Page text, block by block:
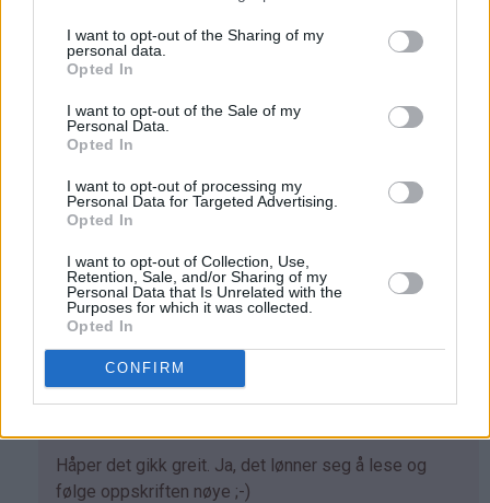
I want to opt-out of the Sharing of my
personal data.
Opted In
I want to opt-out of the Sale of my
Personal Data.
Opted In
I want to opt-out of processing my
Personal Data for Targeted Advertising.
Opted In
I want to opt-out of Collection, Use,
Retention, Sale, and/or Sharing of my
Personal Data that Is Unrelated with the
Purposes for which it was collected.
Opted In
CONFIRM
Kine
(ikke
bekreftet)
med tanke på at den bør stå kaldt en stund med
glasuren på før kaken løftes ut av formen.
Anonym - 04.01.2014 - 17:48
Ser fantastisk, og jeg gikk i gang uten å sjekke
ingredienser..... Mangler Melissa så får ikke på glaset,
bakepapir, håper jeg får den ut av formen og lettrømme,
men håper den kan spises allikevel. Har allerede
bestemt for å prøve på ny og følge oppskriften til punkt
og prikke
Svar
Som
svar
Håper det gikk greit. Ja, det lønner seg å lese og
følge oppskriften nøye ;-)